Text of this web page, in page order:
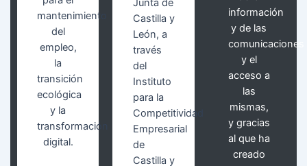
mantenimiento
del
empleo,
la
transición
ecológica
y la
transformación
digital.
Junta de
Castilla y
León, a
través
del
Instituto
para la
Competitividad
Empresarial
de
Castilla y
información
y de las
comunicaciones
y el
acceso a
las
mismas,
y gracias
al que ha
creado